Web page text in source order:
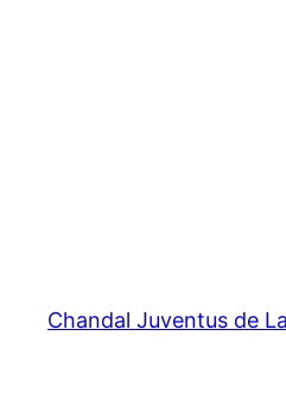
Chandal Juventus de